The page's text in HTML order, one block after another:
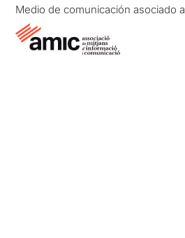
Medio de comunicación asociado a